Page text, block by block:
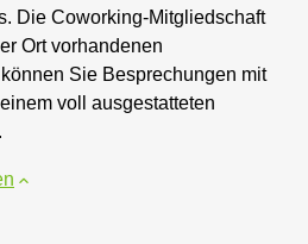
Die Coworking-Mitgliedschaft
Ort vorhandenen
Sie Besprechungen mit
voll ausgestatteten